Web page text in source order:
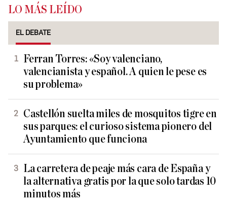
LO MÁS LEÍDO
EL DEBATE
Ferran Torres: «Soy valenciano,
valencianista y español. A quien le pese es
su problema»
Castellón suelta miles de mosquitos tigre en
sus parques: el curioso sistema pionero del
Ayuntamiento que funciona
La carretera de peaje más cara de España y
la alternativa gratis por la que solo tardas 10
minutos más